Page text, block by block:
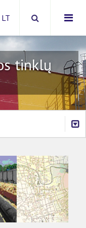
namuose
tinklų